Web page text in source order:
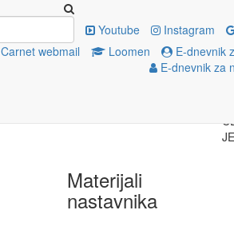
Youtube
Instagram
Carnet webmail
Loomen
E-dnevnik
E-dnevnik za
EU projekti
Materijali
nastavnika